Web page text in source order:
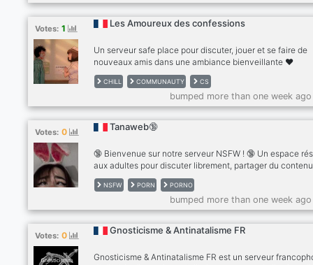
Survivre sera un véritable défi. 🎖️ Même les joueurs les
expérimentés y trouveront leur place. Que tu sois un
de DayZ ou un passionné de RP, le serveur est conçu
Votes: 1 Les Amoureux des confessions
Un serveur safe place pour discuter, jouer et se faire de
nouveaux amis dans une ambiance bienveillante ❤️
CHILL COMMUNAUTY CS
bumped more than one week
Votes: 0 Tanaweb🔞
🔞 Bienvenue sur notre serveur NSFW ! 🔞 Un espace
aux adultes pour discuter librement, partager du contenu
mature, rencontrer de nouvelles personnes et participer
communauté active et respectueuse. Salons variés,
conviviale, événements réguliers et modération
garantir une expérience agréable à tous les membres.
Rejoignez-nous et profitez d’un espace sans tabou entre
adultes consentants. ✨🔥
NSFW PORN PORNO
bumped more than one week
Votes: 0 Gnosticisme & Antinatalisme FR
Gnosticisme & Antinatalisme FR est un serveur